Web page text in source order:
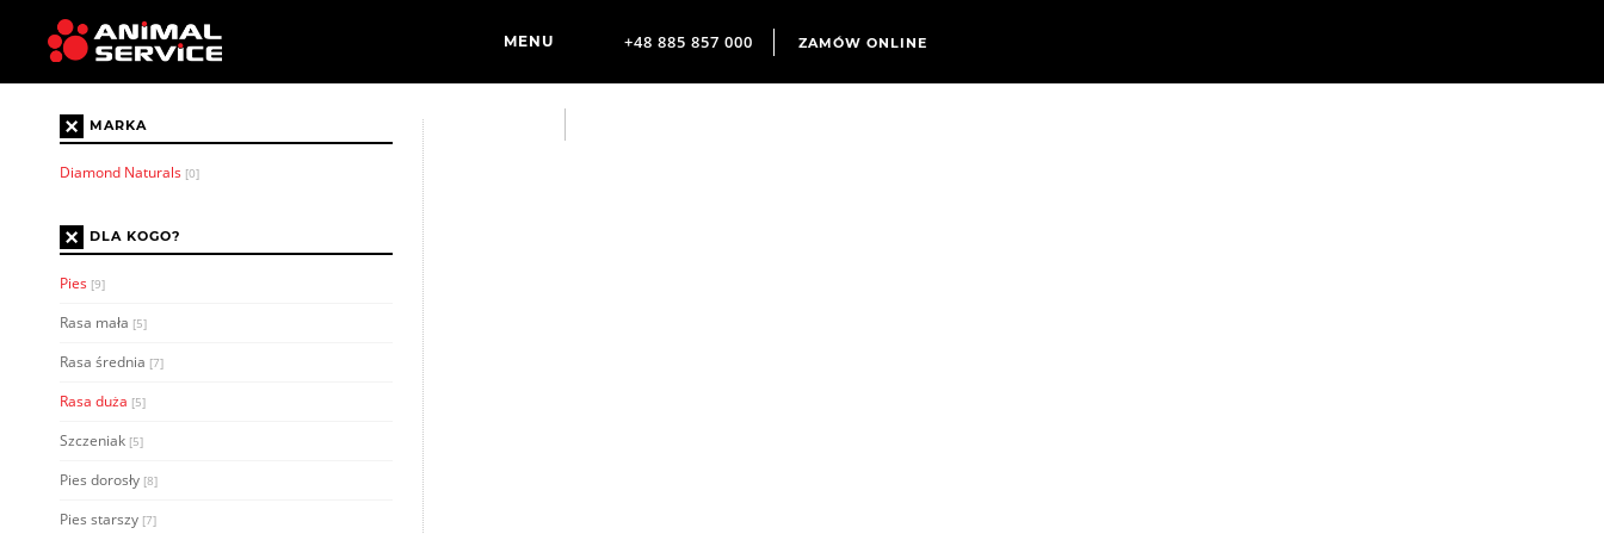
+48 885 857 000 ZAMÓW ONLINE
× MARKA
Diamond Naturals [0]
× DLA KOGO?
Pies [9]
Rasa mała [5]
Rasa średnia [7]
Rasa duża [5]
Szczeniak [5]
Pies dorosły [8]
Pies starszy [7]